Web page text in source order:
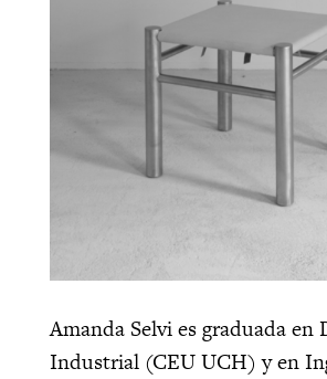
Amanda Selvi es graduada en
Industrial (CEU UCH) y en